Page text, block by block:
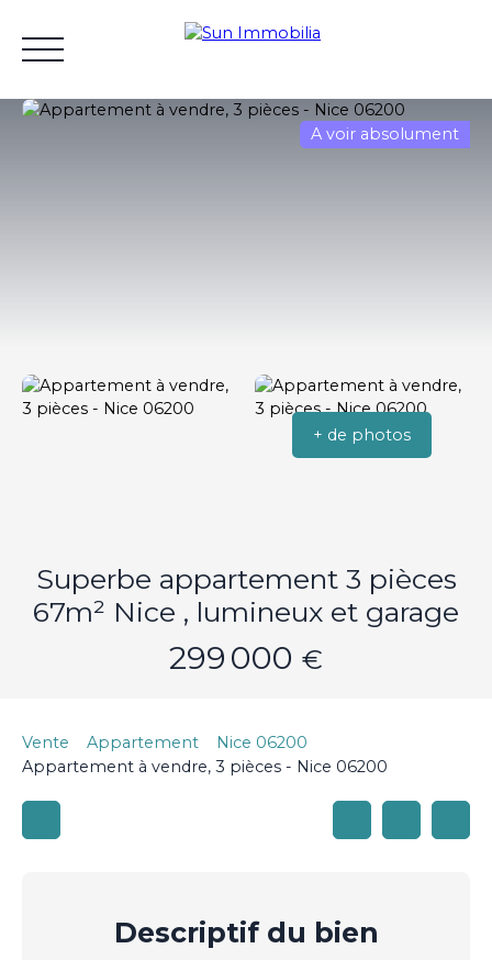
A voir absolument
+ de photos
Superbe appartement 3 pièces
67m² Nice , lumineux et garage
299 000 €
Vente Appartement
Nice 06200
Appartement à vendre, 3 pièces - Nice 06200
Descriptifdu bien